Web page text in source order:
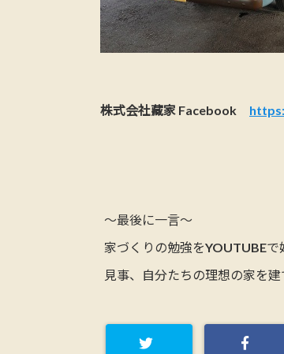
株式会社藏家 Facebook
～最後に一言～
家づくりの勉強をYOUTUBEで
見事、自分たちの理想の家を